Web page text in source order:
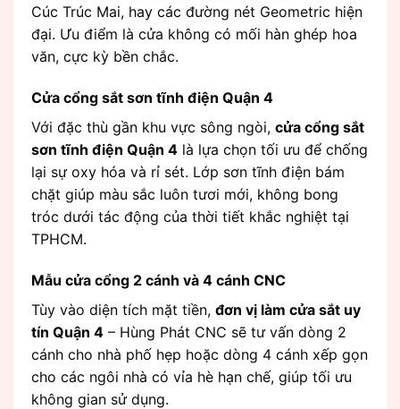
Cúc Trúc Mai, hay các đường nét Geometric hiện
đại. Ưu điểm là cửa không có mối hàn ghép hoa
văn, cực kỳ bền chắc.
Cửa cổng sắt sơn tĩnh điện Quận 4
Với đặc thù gần khu vực sông ngòi, cửa cổng sắt
sơn tĩnh điện Quận 4 là lựa chọn tối ưu để chống
lại sự oxy hóa và rỉ sét. Lớp sơn tĩnh điện bám
chặt giúp màu sắc luôn tươi mới, không bong
tróc dưới tác động của thời tiết khắc nghiệt tại
TPHCM.
Mẫu cửa cổng 2 cánh và 4 cánh CNC
Tùy vào diện tích mặt tiền, đơn vị làm cửa sắt uy
tín Quận 4 – Hùng Phát CNC sẽ tư vấn dòng 2
cánh cho nhà phố hẹp hoặc dòng 4 cánh xếp gọn
cho các ngôi nhà có vỉa hè hạn chế, giúp tối ưu
không gian sử dụng.